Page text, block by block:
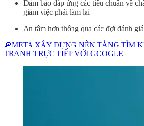
Đảm bảo đáp ứng các tiêu chuẩn về
giảm việc phải làm lại
An tâm hơn thông qua các đợt đánh
🔎META XÂY DỰNG NỀN TẢNG TÌM
TRANH TRỰC TIẾP VỚI GOOGLE